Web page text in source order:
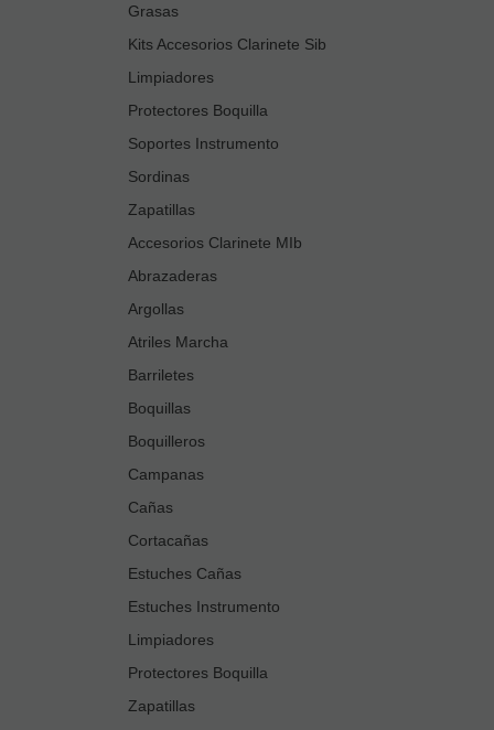
Grasas
Kits Accesorios Clarinete Sib
Limpiadores
Protectores Boquilla
Soportes Instrumento
Sordinas
Zapatillas
Accesorios Clarinete MIb
Abrazaderas
Argollas
Atriles Marcha
Barriletes
Boquillas
Boquilleros
Campanas
Cañas
Cortacañas
Estuches Cañas
Estuches Instrumento
Limpiadores
Protectores Boquilla
Zapatillas